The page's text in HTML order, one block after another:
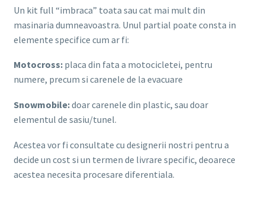
Un kit full “imbraca” toata sau cat mai mult din
masinaria dumneavoastra. Unul partial poate consta in
elemente specifice cum ar fi:
Motocross: placa din fata a motocicletei, pentru
numere, precum si carenele de la evacuare
Snowmobile:doar carenele din plastic, sau doar
elementul de sasiu/tunel.
Acestea vor fi consultate cu designerii nostri pentru a
decide un cost si un termen de livrare specific, deoarece
acestea necesita procesare diferentiala.